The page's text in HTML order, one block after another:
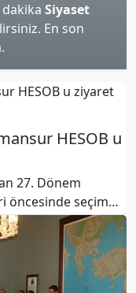
dakika Siyaset
En son
HESOB u
27. Dönem
öncesinde seçim
eden CHP Hatay
ziyare